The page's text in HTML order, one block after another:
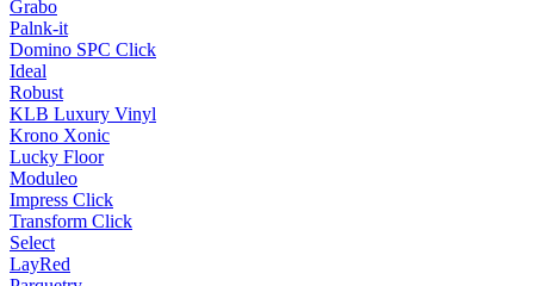
Grabo
Palnk-it
Domino SPC Click
Ideal
Robust
KLB Luxury Vinyl
Krono Xonic
Lucky Floor
Moduleo
Impress Click
Transform Click
Select
LayRed